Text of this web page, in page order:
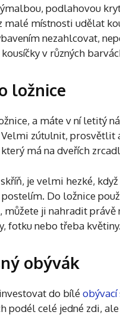
podlahovou
malé místnosti udělat
nezahlcovat,
v různých
ložnice
a máte v ní letitý
Velmi zútulnit,
má na dveřích
je velmi hezké,
Do ložnice
můžete ji nahradit
fotku nebo třeba
obývák
do bíléobývací
podél celé jedné zdi,